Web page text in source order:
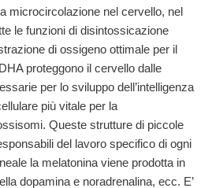
microcircolazione nel cervello, nel
le funzioni di disintossicazione
di ossigeno ottimale per il
proteggono il cervello dalle
per lo sviluppo dell’intelligenza
più vitale per la
Queste strutture di piccole
del lavoro specifico di ogni
la melatonina viene prodotta in
dopamina e noradrenalina, ecc. E’